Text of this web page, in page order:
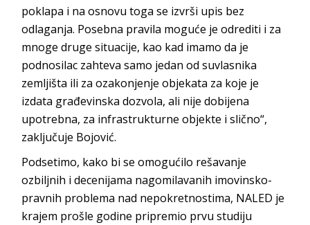
poklapa i na osnovu toga se izvrši upis bez
odlaganja. Posebna pravila moguće je odrediti i za
mnoge druge situacije, kao kad imamo da je
podnosilac zahteva samo jedan od suvlasnika
zemljišta ili za ozakonjenje objekata za koje je
izdata građevinska dozvola, ali nije dobijena
upotrebna, za infrastrukturne objekte i slično“,
zaključuje Bojović.
Podsetimo, kako bi se omogućilo rešavanje
ozbiljnih i decenijama nagomilavanih imovinsko-
pravnih problema nad nepokretnostima, NALED je
krajem prošle godine pripremio prvu studiju